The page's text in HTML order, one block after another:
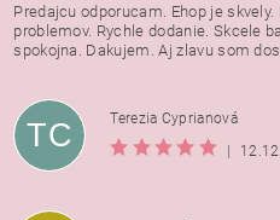
Predajcu odporucam. Ehop je
problemov. Rychle dodanie. Skcele
spokojna. Dakujem. Aj zlavu som
TC
Terezia Cyprianová
|